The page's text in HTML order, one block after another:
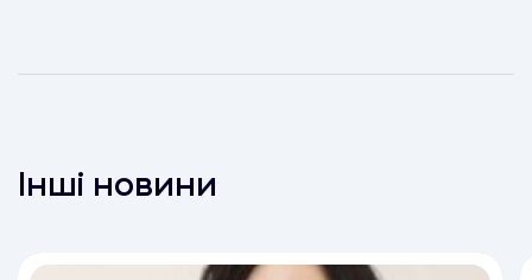
Інші новини